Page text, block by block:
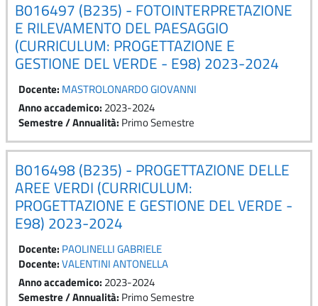
B016497 (B235) - FOTOINTERPRETAZIONE
E RILEVAMENTO DEL PAESAGGIO
(CURRICULUM: PROGETTAZIONE E
GESTIONE DEL VERDE - E98) 2023-2024
Docente: MASTROLONARDO GIOVANNI
Anno accademico: 2023-2024
Semestre / Annualità: Primo Semestre
B016498 (B235) - PROGETTAZIONE DELLE
AREE VERDI (CURRICULUM:
PROGETTAZIONE E GESTIONE DEL VERDE -
E98) 2023-2024
Docente: PAOLINELLI GABRIELE
Docente:VALENTINI ANTONELLA
Anno accademico: 2023-2024
Semestre / Annualità: Primo Semestre